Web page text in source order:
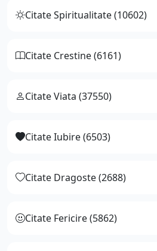
Citate Spiritualitate (10602)
Citate Crestine (6161)
Citate Viata (37550)
Citate Iubire (6503)
Citate Dragoste (2688)
Citate Fericire (5862)